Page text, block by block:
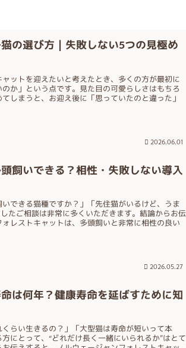
の選び方｜失敗しない5つの見極め
ットを迎えたいと考えたとき、多くの方が最初に
か」という点です。見た目の可愛らしさはもちろ
しまうと、お迎え後に「思っていたのと違った」
2026.06.01
飼いできる？相性・失敗しない導入
いできる猫種ですか？」「先住猫がいるけど、うま
たご相談は非常に多くいただきます。結論からお伝
レストキャットは、多頭飼いと非常に相性の良い
2026.05.27
は何年？健康寿命を延ばすために知
くらい生きるの？」「大型猫は寿命が短いって本
にとって、“どれだけ長く一緒にいられるか”はとて